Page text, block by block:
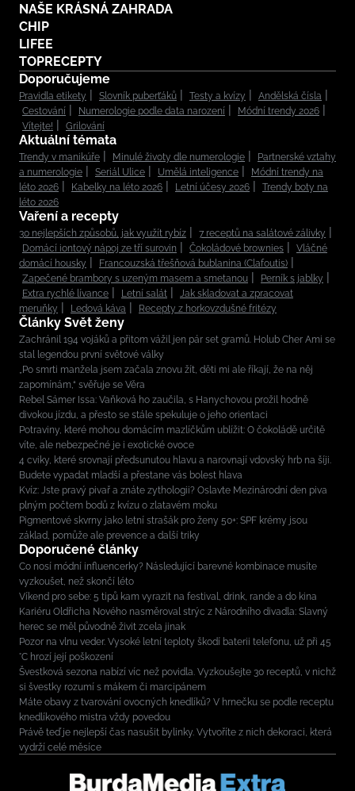
NAŠE KRÁSNÁ ZAHRADA
CHIP
LIFEE
TOPRECEPTY
Doporučujeme
Pravidla etikety Slovník puberťáků Testy a kvízy
Andělská čísla
Cestování
Numerologie podle data narození
Módní trendy 2026
Vítejte!
Grilování
Aktuální témata
Trendy v manikúře Minulé životy dle numerologie
Partnerské vztahy
a numerologie
Seriál Ulice Umělá inteligence
Módní trendy na
léto 2026
Kabelky na léto 2026 Letní účesy 2026
Trendy boty na
léto 2026
Vaření a recepty
30 nejlepších způsobů, jak využít rybíz
7 receptů na salátové zálivky
Domácí iontový nápoj ze tří surovin
Čokoládové brownies
Vláčné
domácí housky
Francouzská třešňová bublanina (Clafoutis)
Zapečené brambory s uzeným masem a smetanou
Perník s jablky
Extra rychlé lívance
Letní salát
Jak skladovat a zpracovat
meruňky
Ledová káva Recepty z horkovzdušné fritézy
Články Svět ženy
Zachránil 194 vojáků a přitom vážil jen pár set gramů. Holub Cher Ami se
stal legendou první světové války
„Po smrti manžela jsem začala znovu žít, děti mi ale říkají, že na něj
zapomínám,“ svěřuje se Věra
Rebel Sámer Issa: Vaňková ho zaučila, s Hanychovou prožil hodně
divokou jízdu, a přesto se stále spekuluje o jeho orientaci
Potraviny, které mohou domácím mazlíčkům ublížit: O čokoládě určitě
víte, ale nebezpečné je i exotické ovoce
4 cviky, které srovnají předsunutou hlavu a narovnají vdovský hrb na šíji.
Budete vypadat mladší a přestane vás bolest hlava
Kvíz: Jste pravý pivař a znáte zythologii? Oslavte Mezinárodní den piva
plným počtem bodů z kvízu o zlatavém moku
Pigmentové skvrny jako letní strašák pro ženy 50+: SPF krémy jsou
základ, pomůže ale prevence a další triky
Doporučené články
Co nosí módní influencerky? Následující barevné kombinace musíte
vyzkoušet, než skončí léto
Víkend pro sebe: 5 tipů kam vyrazit na festival, drink, rande a do kina
Kariéru Oldřicha Nového nasměroval strýc z Národního divadla: Slavný
herec se měl původně živit zcela jinak
Pozor na vlnu veder. Vysoké letní teploty škodí baterii telefonu, už při 45
°C hrozí její poškození
Švestková sezona nabízí víc než povidla. Vyzkoušejte 30 receptů, v nichž
si švestky rozumí s mákem či marcipánem
Máte obavy z tvarování ovocných knedlíků? V hrnečku se podle receptu
knedlíkového mistra vždy povedou
Právě teď je nejlepší čas nasušit bylinky. Vytvoříte z nich dekoraci, která
vydrží celé měsíce